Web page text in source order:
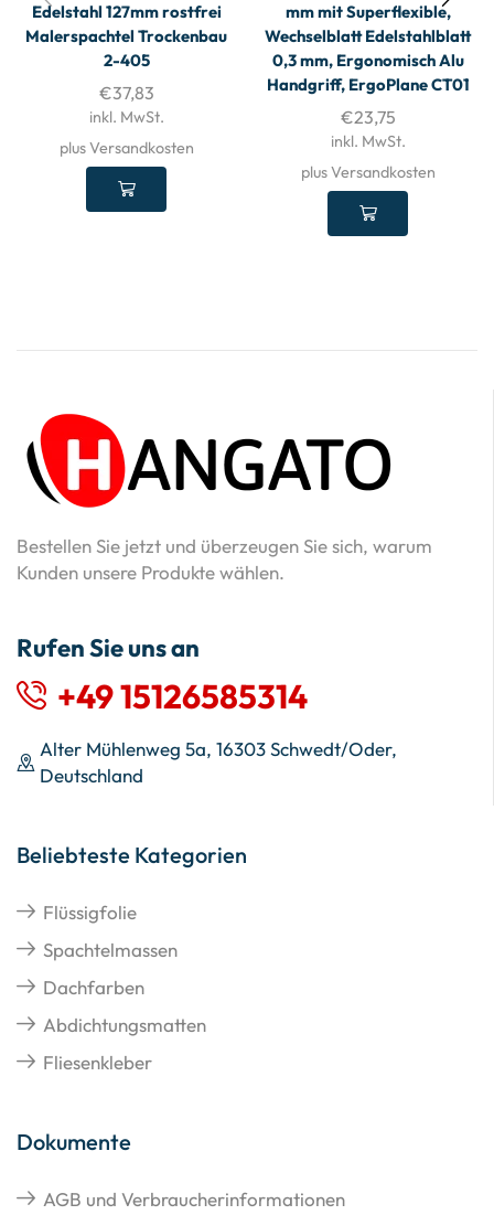
Edelstahl 127mm rostfrei
Malerspachtel Trockenbau
2-405
€37,83
inkl. MwSt.
plus Versandkosten
mm mit Superflexible,
Wechselblatt Edelstahlblatt
0,3 mm, Ergonomisch Alu
Handgriff, ErgoPlane CT01
€23,75
inkl. MwSt.
plus Versandkosten
Bestellen Sie jetzt und überzeugen Sie sich, warum
Kunden unsere Produkte wählen.
Rufen Sie uns an
+49 15126585314
Alter Mühlenweg 5a, 16303 Schwedt/Oder,
Deutschland
Beliebteste Kategorien
Flüssigfolie
Spachtelmassen
Dachfarben
Abdichtungsmatten
Fliesenkleber
Dokumente
AGB und Verbraucherinformationen